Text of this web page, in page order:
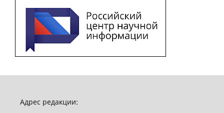
Адрес редакции: